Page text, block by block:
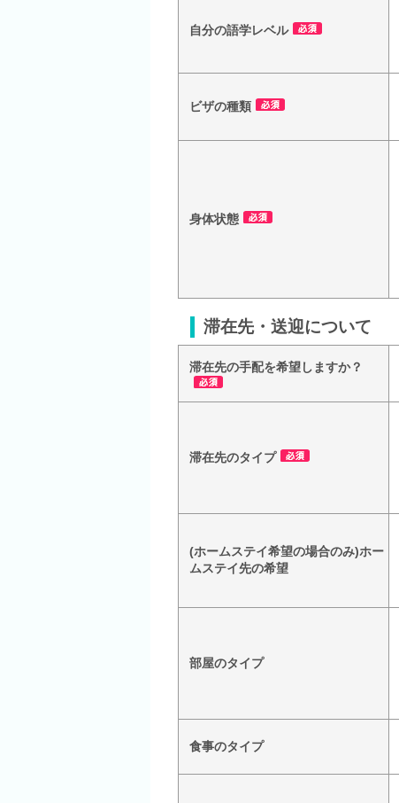
自分の語学レベル
ビザの種類
身体状態
滞在先・送迎について
滞在先の手配を希望しますか？
滞在先のタイプ
(ホームステイ希望の場合のみ)ホー
ムステイ先の希望
部屋のタイプ
食事のタイプ